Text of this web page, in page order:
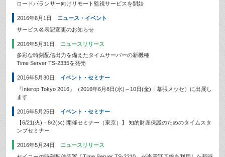
ロードバランサー向けリモート監視サービスを開始
2016年6月1日
ニュース・イベント
サービス名表記変更のお知らせ
2016年5月31日
ニュースリリース
多彩な時刻配信出力を備えたタイムサーバーの新機種
Time Server TS-2335を発売
2016年5月30日
イベント・セミナー
『Interop Tokyo 2016』（2016年6月8日(水)～10日(金)・幕張メッセ）に出展し
ます
2016年5月25日
イベント・セミナー
【6/21(火)・8/2(火) 開催セミナー（東京）】 知的財産保護のためのタイムスタ
ンプセミナー
2016年5月24日
ニュースリリース